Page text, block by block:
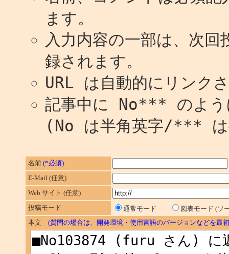
ます。
入力内容の一部は、次
録されます。
URL は自動的にリンク
記事中に No*** のよう
(No は半角英字/*** は
名前 (*必須)
E-Mail (任意)
Web サイト (任意)
投稿モード 通常モード
図表モード (ソ
本文 (質問の場合は、開発環境・使用言語のバージョンなどを最